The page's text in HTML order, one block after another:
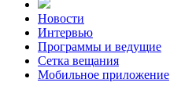
Новости
Интервью
Программы и ведущие
Сетка вещания
Мобильное приложение